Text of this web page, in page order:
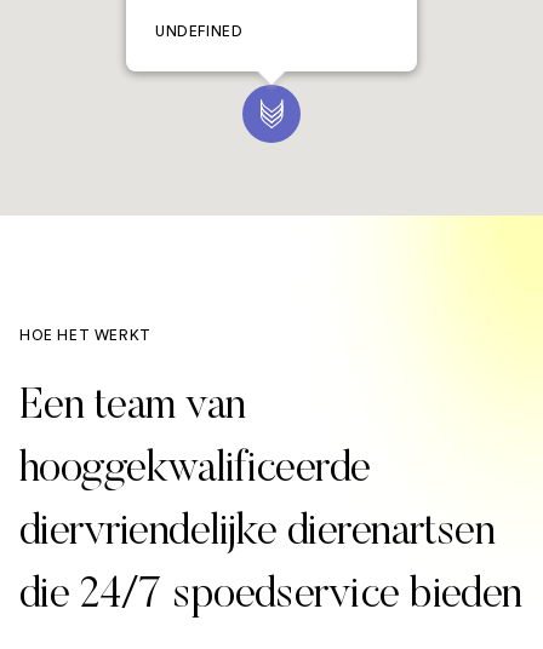
UNDEFINED
HOE HET WERKT
Een team van
hooggekwalificeerde
diervriendelijke dierenartsen
die 24/7 spoedservice bieden